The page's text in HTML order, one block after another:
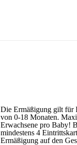
Die Ermäßigung gilt für
von 0-18 Monaten.
Erwachsene pro Baby!
mindestens 4
Ermäßigung auf den